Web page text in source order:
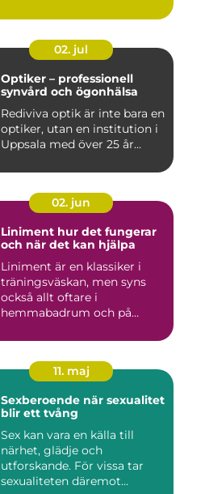
02. jul
Optiker – professionell
synvård och ögonhälsa
Rediviva optik är inte bara en
optiker, utan en institution i
Uppsala med över 25 år...
02. jun
Liniment hur det fungerar
och när det kan hjälpa
Liniment är en klassiker i
träningsväskan, men syns
också allt oftare i
hemmabadrum och på
11. maj
Sexberoende när sexualitet
blir ett tvång
Sex kan vara en källa till
närhet, glädje och
utforskande. För vissa tar
sexualiteten däremot